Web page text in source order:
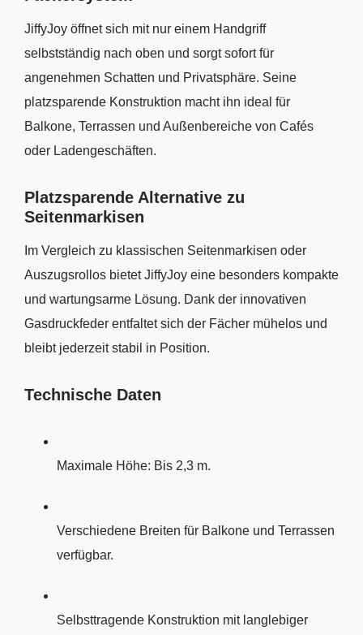
JiffyJoy öffnet sich mit nur einem Handgriff
selbstständig nach oben und sorgt sofort für
angenehmen Schatten und Privatsphäre. Seine
platzsparende Konstruktion macht ihn ideal für
Balkone, Terrassen und Außenbereiche von Cafés
oder Ladengeschäften.
Platzsparende Alternative zu
Seitenmarkisen
Im Vergleich zu klassischen Seitenmarkisen oder
Auszugsrollos bietet JiffyJoy eine besonders kompakte
und wartungsarme Lösung. Dank der innovativen
Gasdruckfeder entfaltet sich der Fächer mühelos und
bleibt jederzeit stabil in Position.
Technische Daten
Maximale Höhe: Bis 2,3 m.
Verschiedene Breiten für Balkone und Terrassen
verfügbar.
Selbsttragende Konstruktion mit langlebiger